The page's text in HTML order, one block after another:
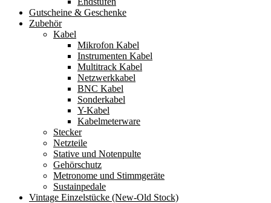
Gutscheine & Geschenke
Zubehör
Kabel
Mikrofon Kabel
Instrumenten Kabel
Multitrack Kabel
Netzwerkkabel
BNC Kabel
Sonderkabel
Y-Kabel
Kabelmeterware
Stecker
Netzteile
Stative und Notenpulte
Gehörschutz
Metronome und Stimmgeräte
Sustainpedale
Vintage Einzelstücke (New-Old Stock)